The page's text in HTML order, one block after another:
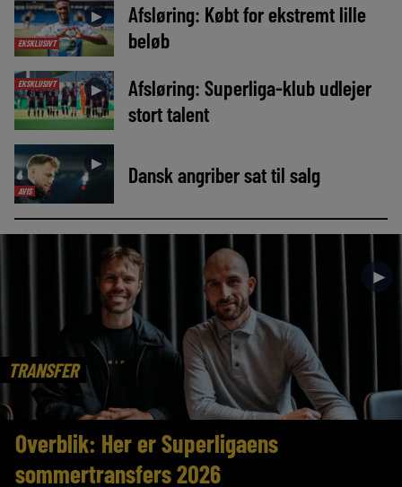
EKSKLUSIVT
►
Afsløring: Købt for ekstremt lille
beløb
EKSKLUSIVT ►
Afsløring: Superliga-klub udlejer
stort talent
AVIS
► Dansk angriber sat til salg
TRANSFER
►
Overblik: Her er Superligaens
sommertransfers 2026